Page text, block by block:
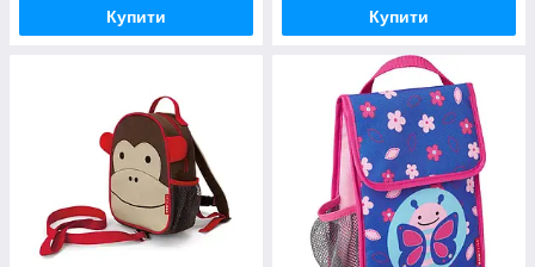
Купити Купити